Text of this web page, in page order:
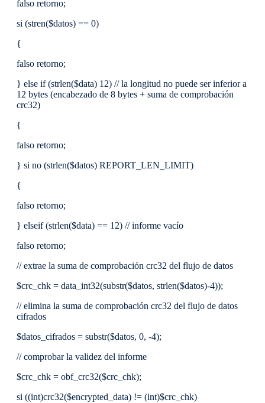
falso retorno;
si (stren($datos) == 0)
{
falso retorno;
} else if (strlen($data) 12) // la longitud no puede ser inferior a
12 bytes (encabezado de 8 bytes + suma de comprobación
crc32)
{
falso retorno;
} si no (strlen($datos) REPORT_LEN_LIMIT)
{
falso retorno;
} elseif (strlen($data) == 12) // informe vacío
falso retorno;
// extrae la suma de comprobación crc32 del flujo de datos
$crc_chk = data_int32(substr($datos, strlen($datos)-4));
// elimina la suma de comprobación crc32 del flujo de datos
cifrados
$datos_cifrados = substr($datos, 0, -4);
// comprobar la validez del informe
$crc_chk = obf_crc32($crc_chk);
si ((int)crc32($encrypted_data) != (int)$crc_chk)